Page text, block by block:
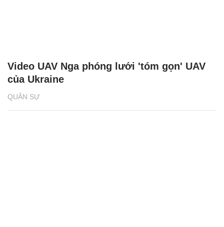
QUÂN SỰ
Video UAV Nga phóng lưới 'tóm gọn' UAV
của Ukraine